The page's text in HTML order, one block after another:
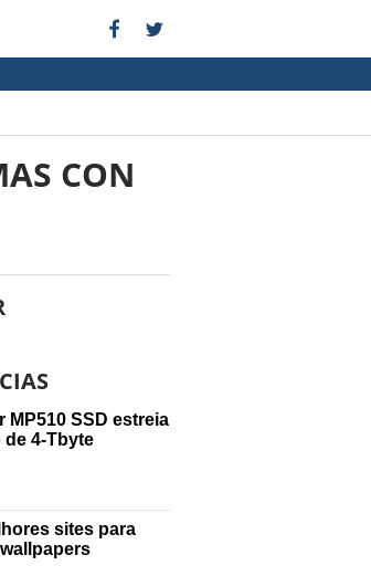
CON
MP510 SSD estreia
de 4-Tbyte
sites para